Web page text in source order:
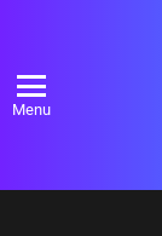
Menu